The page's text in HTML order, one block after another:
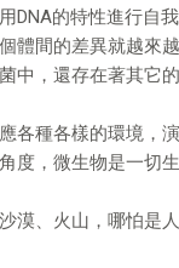
的特性進行自我
體間的差異就越來越
，還存在著其它
種各樣的環境，
度，微生物是一切生
漠、火山，哪怕是